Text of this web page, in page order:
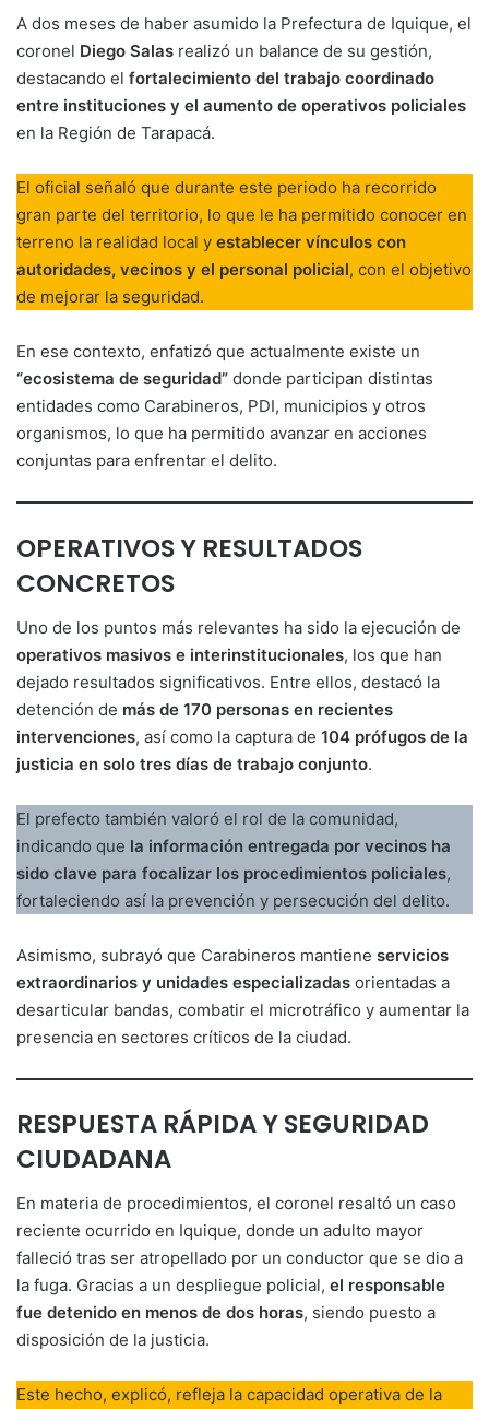
A dos meses de haber asumido la Prefectura de Iquique, el
coronel Diego Salas realizó un balance de su gestión,
destacando el fortalecimiento del trabajo coordinado
entre instituciones y el aumento de operativos policiales
en la Región de Tarapacá.
El oficial señaló que durante este periodo ha recorrido
gran parte del territorio, lo que le ha permitido conocer en
terreno la realidad local y establecer vínculos con
autoridades, vecinos y el personal policial, con el objetivo
de mejorar la seguridad.
En ese contexto, enfatizó que actualmente existe un
“ecosistema de seguridad” donde participan distintas
entidades como Carabineros, PDI, municipios y otros
organismos, lo que ha permitido avanzar en acciones
conjuntas para enfrentar el delito.
OPERATIVOS Y RESULTADOS
CONCRETOS
Uno de los puntos más relevantes ha sido la ejecución de
operativos masivos e interinstitucionales, los que han
dejado resultados significativos. Entre ellos, destacó la
detención de más de 170 personas en recientes
intervenciones, así como la captura de 104 prófugos de la
justicia en solo tres días de trabajo conjunto.
El prefecto también valoró el rol de la comunidad,
indicando que la información entregada por vecinos ha
sido clave para focalizar los procedimientos policiales,
fortaleciendo así la prevención y persecución del delito.
Asimismo, subrayó que Carabineros mantiene servicios
extraordinarios y unidades especializadas orientadas a
desarticular bandas, combatir el microtráfico y aumentar la
presencia en sectores críticos de la ciudad.
RESPUESTA RÁPIDA Y SEGURIDAD
CIUDADANA
En materia de procedimientos, el coronel resaltó un caso
reciente ocurrido en Iquique, donde un adulto mayor
falleció tras ser atropellado por un conductor que se dio a
la fuga. Gracias a un despliegue policial, el responsable
fue detenido en menos de dos horas, siendo puesto a
disposición de la justicia.
Este hecho, explicó, refleja la capacidad operativa de la